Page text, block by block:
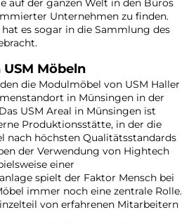
auf der ganzen Welt in den Büros
Unternehmen zu finden.
es sogar in die Sammlung des
Möbeln
die Modulmöbel von USM Haller
in Münsingen in der
USM Areal in Münsingen ist
Produktionsstätte, in der die
nach höchsten Qualitätsstandards
der Verwendung von Hightech
einer
spielt der Faktor Mensch bei
immer noch eine zentrale Rolle.
von erfahrenen Mitarbeitern